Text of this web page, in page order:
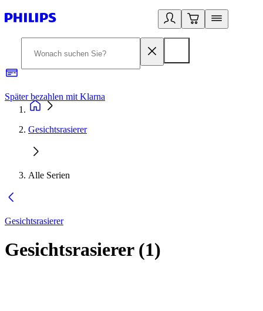
Später bezahlen mit Klarna
Gesichtsrasierer
Alle Serien
Gesichtsrasierer
Gesichtsrasierer(1)